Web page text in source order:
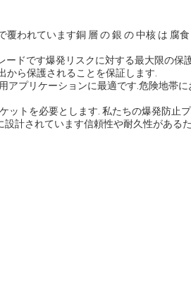
われています銅 層 の 銀 の 中核 は 腐
ードです爆発リスクに対する最大限の保
から保護されることを保証します.
アプリケーションに最適です.危険地帯に
ットを必要とします. 私たちの爆発防止
計されています信頼性や耐久性がある